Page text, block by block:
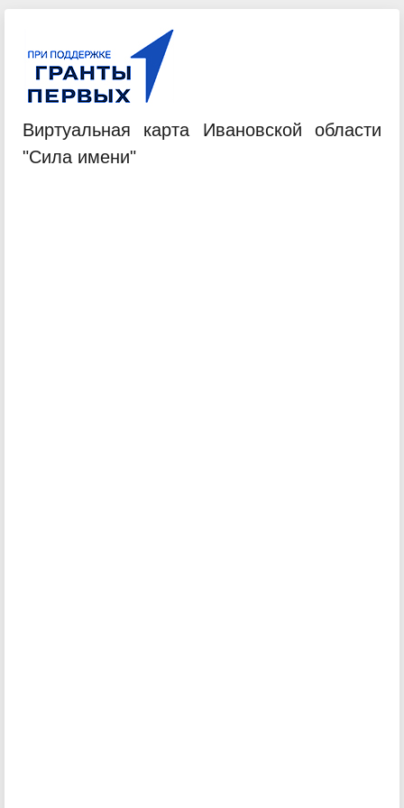
Виртуальная карта Ивановской области
"Сила имени"